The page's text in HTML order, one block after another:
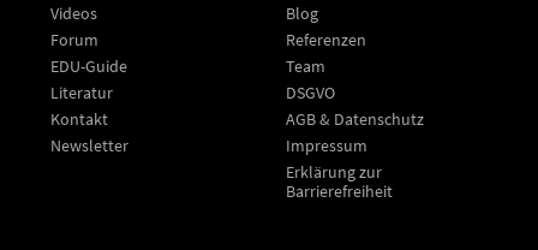
Videos
Forum
EDU-Guide
Literatur
Kontakt
Newsletter
Blog
Referenzen
Team
DSGVO
AGB & Datenschutz
Impressum
Erklärung zur
Barrierefreiheit